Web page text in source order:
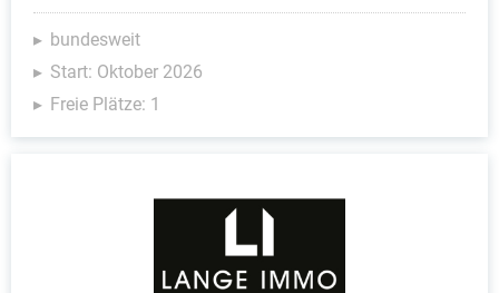
bundesweit
Start: Oktober 2026
Freie Plätze: 1